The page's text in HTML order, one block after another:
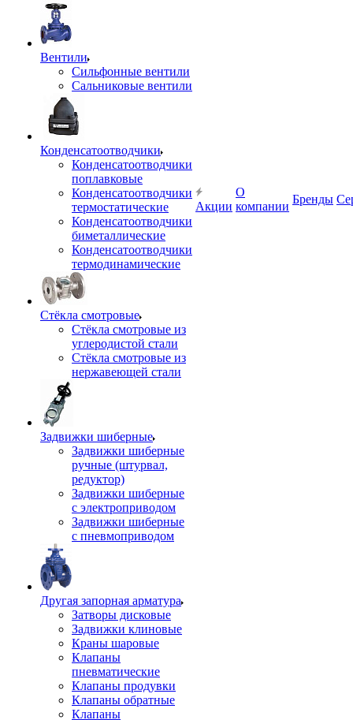
Вентили
Сильфонные вентили
Сальниковые вентили
Конденсатоотводчики
Конденсатоотводчики
поплавковые
Конденсатоотводчики
термостатические
Конденсатоотводчики
биметаллические
Конденсатоотводчики
термодинамические
Стёкла смотровые
Стёкла смотровые из
углеродистой стали
Стёкла смотровые из
нержавеющей стали
Задвижки шиберные
Задвижки шиберные
ручные (штурвал,
редуктор)
Задвижки шиберные
с электроприводом
Задвижки шиберные
с пневмоприводом
Другая запорная арматура
Затворы дисковые
Задвижки клиновые
Краны шаровые
Клапаны
пневматические
Клапаны продувки
Клапаны обратные
Клапаны
Акции
О
компании
Бренды